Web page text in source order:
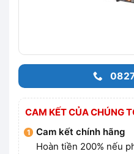
CAM KẾT CỦA CHÚNG
Cam kết chính hãng
Hoàn tiền 200% nếu